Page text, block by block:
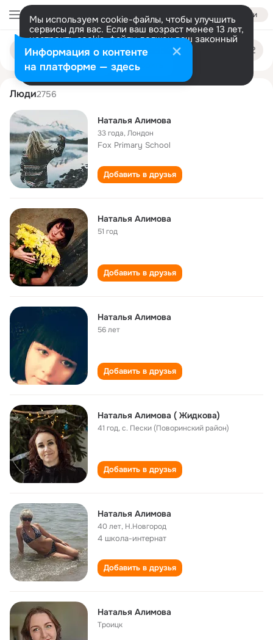
Войти
Мы используем cookie-файлы, чтобы улучшить
сервисы для вас. Если ваш возраст менее 13 лет,
настроить cookie-файлы должен ваш законный
представитель. Больше информации
Разрешить все Настроить
Поиск
людям
natalya alimova
Люди2756
Наталья Алимова
33 года,Лондон
Fox Primary School
Добавить в друзья
Наталья Алимова
51 год
Добавить в друзья
Наталья Алимова
56 лет
Добавить в друзья
Наталья Алимова ( Жидкова)
41 год,с. Пески (Поворинский район)
Добавить в друзья
Наталья Алимова
40 лет, Н.Новгород
4 школа-интернат
Добавить в друзья
Наталья Алимова
Троицк
Информация о контенте
на платформе — здесь